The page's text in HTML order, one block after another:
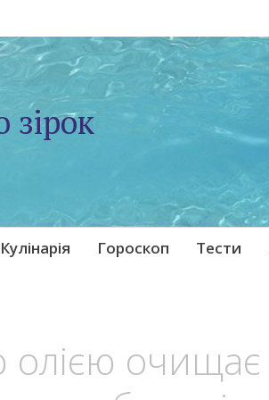
зірок
Кулінарія Гороскоп Тести
олією очищає